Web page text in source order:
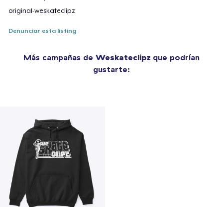
original-weskateclipz
Denunciar esta listing
Más campañas de Weskateclipz que podrían
gustarte: